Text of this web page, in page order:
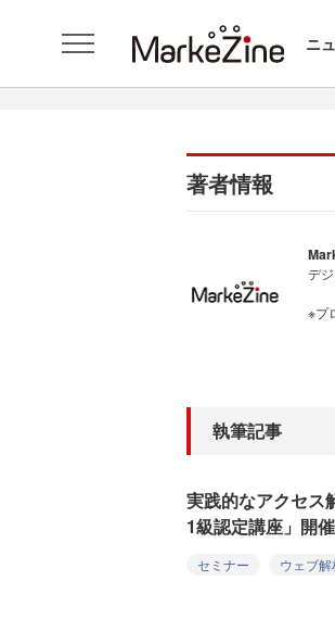
ニ
著者情報
デ
※プ
執筆記事
実践的なアクセ
1級認定講座」開催
セミナー
ウェブ解